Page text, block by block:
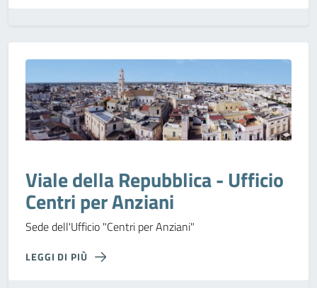
Viale della Repubblica - Ufficio
Centri per Anziani
Sede dell'Ufficio "Centri per Anziani"
LEGGI DI PIÙ